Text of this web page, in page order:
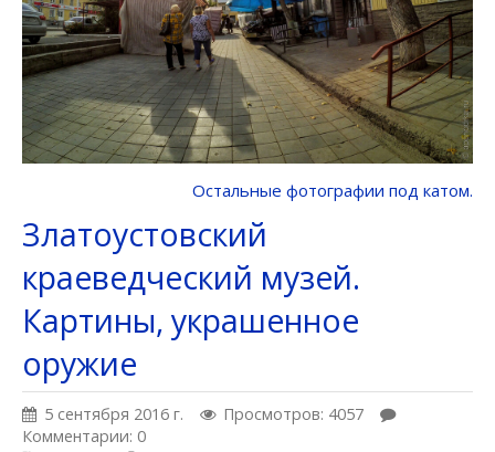
Остальные фотографии под катом.
Златоустовский
краеведческий музей.
Картины, украшенное
оружие
5 сентября 2016 г.
Просмотров: 4057
Комментарии: 0